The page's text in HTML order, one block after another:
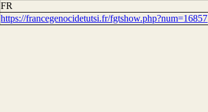
FR
https://francegenocidetutsi.fr/fgtshow.php?num=16857